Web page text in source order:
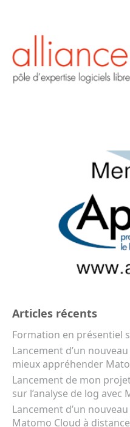
Articles récents
Formation en présentiel
Lancement d’un
mieux appréhender
Lancement de mon
sur l’analyse de log avec
Lancement d’un
Matomo Cloud à distance